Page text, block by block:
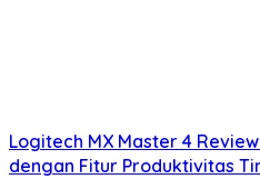
Logitech MX Master 4
dengan Fitur Produktivitas